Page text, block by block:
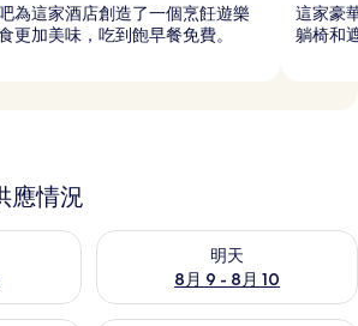
為這家酒店創造了一個烹飪遊樂
更加美味，吃到飽早餐免費。
這家豪
躺椅和
應情況
的供應情況
明天
8月 9 - 8月 10
查看明天 (8月 9 - 8月 10) 的供